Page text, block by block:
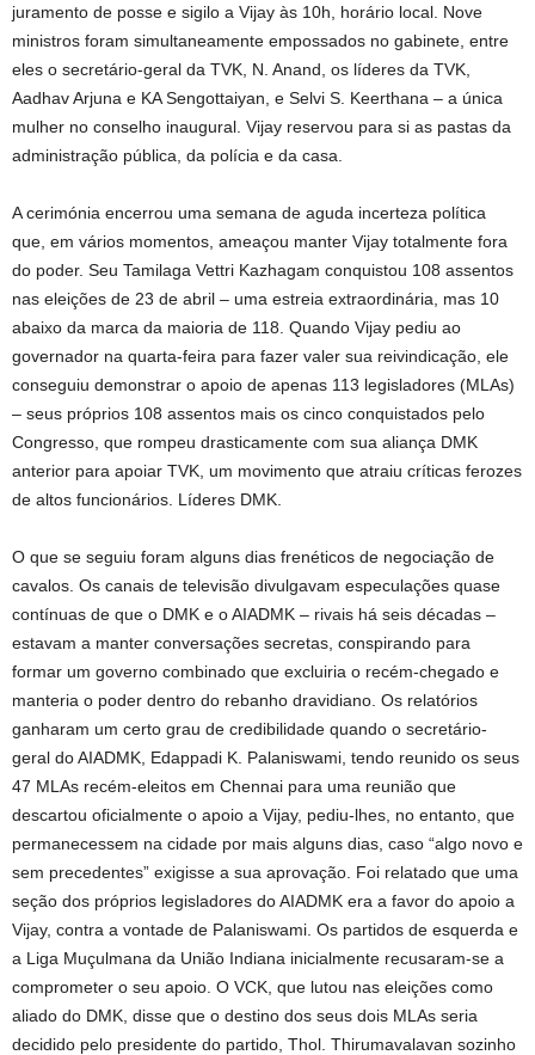
juramento de posse e sigilo a Vijay às 10h, horário local. Nove
ministros foram simultaneamente empossados ​​no gabinete, entre
eles o secretário-geral da TVK, N. Anand, os líderes da TVK,
Aadhav Arjuna e KA Sengottaiyan, e Selvi S. Keerthana – a única
mulher no conselho inaugural. Vijay reservou para si as pastas da
administração pública, da polícia e da casa.
A cerimónia encerrou uma semana de aguda incerteza política
que, em vários momentos, ameaçou manter Vijay totalmente fora
do poder. Seu Tamilaga Vettri Kazhagam conquistou 108 assentos
nas eleições de 23 de abril – uma estreia extraordinária, mas 10
abaixo da marca da maioria de 118. Quando Vijay pediu ao
governador na quarta-feira para fazer valer sua reivindicação, ele
conseguiu demonstrar o apoio de apenas 113 legisladores (MLAs)
– seus próprios 108 assentos mais os cinco conquistados pelo
Congresso, que rompeu drasticamente com sua aliança DMK
anterior para apoiar TVK, um movimento que atraiu críticas ferozes
de altos funcionários. Líderes DMK.
O que se seguiu foram alguns dias frenéticos de negociação de
cavalos. Os canais de televisão divulgavam especulações quase
contínuas de que o DMK e o AIADMK – rivais há seis décadas –
estavam a manter conversações secretas, conspirando para
formar um governo combinado que excluiria o recém-chegado e
manteria o poder dentro do rebanho dravidiano. Os relatórios
ganharam um certo grau de credibilidade quando o secretário-
geral do AIADMK, Edappadi K. Palaniswami, tendo reunido os seus
47 MLAs recém-eleitos em Chennai para uma reunião que
descartou oficialmente o apoio a Vijay, pediu-lhes, no entanto, que
permanecessem na cidade por mais alguns dias, caso “algo novo e
sem precedentes” exigisse a sua aprovação. Foi relatado que uma
seção dos próprios legisladores do AIADMK era a favor do apoio a
Vijay, contra a vontade de Palaniswami. Os partidos de esquerda e
a Liga Muçulmana da União Indiana inicialmente recusaram-se a
comprometer o seu apoio. O VCK, que lutou nas eleições como
aliado do DMK, disse que o destino dos seus dois MLAs seria
decidido pelo presidente do partido, Thol. Thirumavalavan sozinho